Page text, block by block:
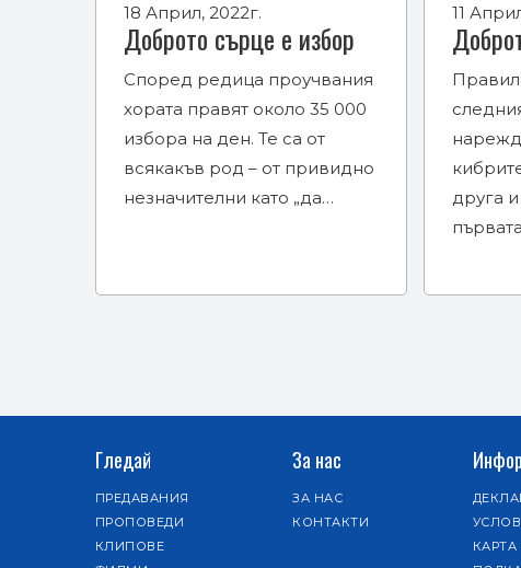
18 Април, 2022г.
Доброто сърце е избор
Според редица проучвания
хората правят около 35 000
избора на ден. Те са от
всякакъв род – от привидно
незначителни като „да…
11
друга
Гледай
ПРЕДАВАНИЯ
ПРОПОВЕДИ
КЛИПОВЕ
За нас
ЗА НАС
КОНТАКТИ